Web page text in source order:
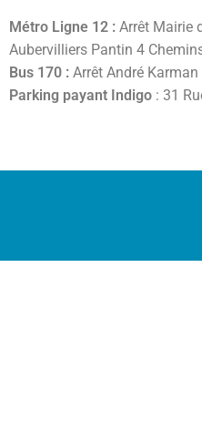
Métro Ligne 12 : Arrêt Mairie
Aubervilliers Pantin 4
Bus 170 : Arrêt André Karman
Parking payant Indigo : 31